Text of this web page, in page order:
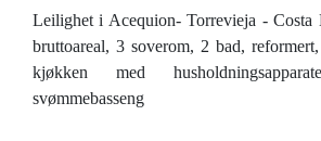
Leilighet i Acequion- Torrevieja - Costa
bruttoareal, 3 soverom, 2 bad,
kjøkken med
svømmebasseng